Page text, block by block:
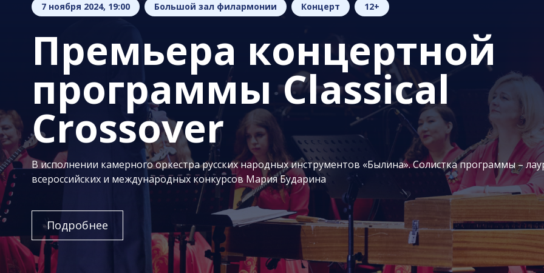
7 ноября 2024, 19:00 Большой зал филармонии Концерт 12+
Премьера концертной
программы Classical
Crossover
В исполнении камерного оркестра русских народных инструментов «Былина». Солистка программы –
всероссийских и международных конкурсов Мария Бударина
Подробнее